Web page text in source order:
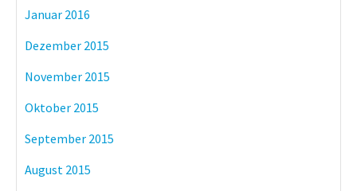
Januar 2016
Dezember 2015
November 2015
Oktober 2015
September 2015
August 2015